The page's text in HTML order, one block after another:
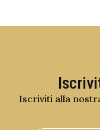
Iscriviti alla